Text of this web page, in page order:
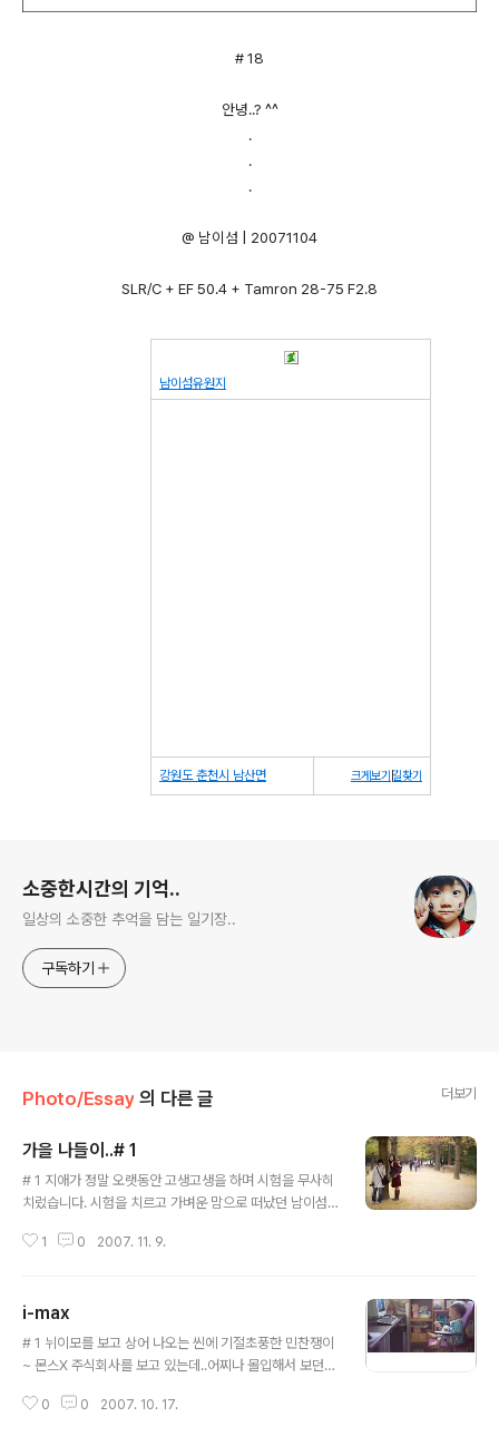
# 18
안녕..? ^^
.
.
.
@ 남이섬 | 20071104
SLR/C + EF 50.4 + Tamron 28-75 F2.8
남이섬유원지
강원도 춘천시 남산면 크게보기|길찾기
소중한시간의 기억..
일상의 소중한 추억을 담는 일기장..
구독하기
Photo/Essay 의 다른 글 더보기
가을 나들이..# 1
# 1 지애가 정말 오랫동안 고생고생을 하며 시험을 무사히
치렀습니다. 시험을 치르고 가벼운 맘으로 떠났던 남이섬..
에도 많은 사람들이 있더군요 ^^ . . . # 2 새벽의 공기는 너
차가워진 손으로 MF 포커싱을 잡자니.. 핀이 엉망이네요..
그렇지만 우리 지애랑 찬이의 표정은 잘 살아있으므로 성
공! ^^ . . . # 4 엄마는 눈을 감았으되...민찬이의 표정때문
5 빠질수 없는 단체사진~ ^^ 드디어 가봤습니다.. 새벽 남
1 0 2007. 11. 9.
i-max
# 1 뉘이모를 보고 상어 나오는 씬에 기절초풍한 민찬쟁이
~ 몬스X 주식회사를 보고 있는데..어찌나 몰입해서 보던
션..^^ . . . # 2 잠시 안고 있더니.. 이내 휙~ 하고 던져버리
0 0 2007. 10. 17.